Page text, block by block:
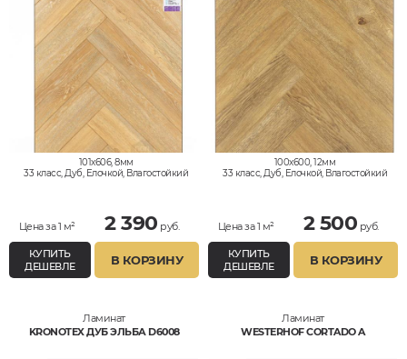
101x606, 8мм
33 класс, Дуб, Елочкой, Влагостойкий
Цена за 1 м² 2 390 руб.
КУПИТЬ
ДЕШЕВЛЕ
В КОРЗИНУ
100x600, 12мм
33 класс, Дуб, Елочкой, Влагостойкий
Цена за 1 м² 2 500 руб.
КУПИТЬ
ДЕШЕВЛЕ
В КОРЗИНУ
Ламинат
KRONOTEX ДУБ ЭЛЬБА D6008
Ламинат
WESTERHOF CORTADO A